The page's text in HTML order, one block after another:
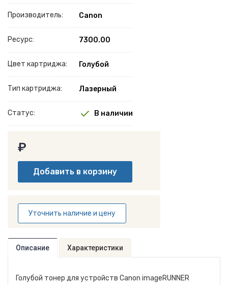
Производитель: Canon
Ресурс: 7300.00
Цвет картриджа: Голубой
Тип картриджа: Лазерный
Статус: В наличии
₽
Уточнить наличие и цену
Описание Характеристики
Голубой тонер для устройств Canon imageRUNNER